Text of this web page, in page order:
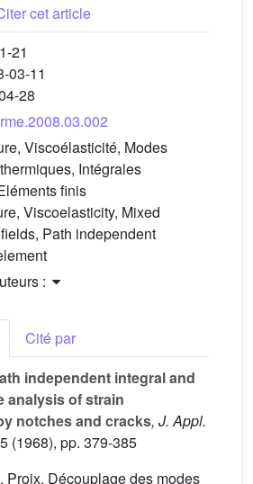
cet article
21
03-11
28
Viscoélasticité, Modes
Intégrales
finis
Viscoelasticity, Mixed
Path independent
:
Cité par
independent integral and
analysis of strain
notches and cracks, J. Appl.
(1968), pp. 379-385
Proix, Découplage des modes